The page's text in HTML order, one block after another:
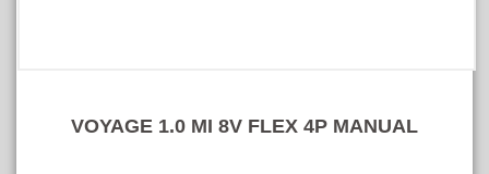
VOYAGE 1.0 MI 8V FLEX 4P MANUAL